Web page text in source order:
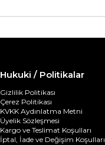
Hukuki / Politikalar
Gizlilik Politikası
Çerez Politikası
KVKK Aydınlatma Metni
Üyelik Sözleşmesi
Kargo ve Teslimat Koşulları
İptal, İade ve Değişim Koşulları